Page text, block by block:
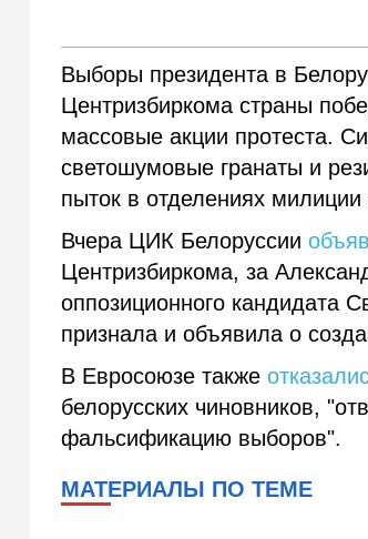
Выборы президента в
Центризбиркома страны
массовые акции протеста.
светошумовые гранаты и
пыток в отделениях
Вчера ЦИК Белоруссии
Центризбиркома, за
оппозиционного кандидата
признала и объявила о
В Евросоюзе также
белорусских чиновников,
фальсификацию выборов".
МАТЕРИАЛЫ ПО ТЕМЕ